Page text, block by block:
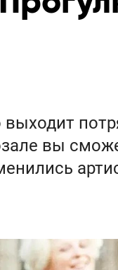
выходит
вы